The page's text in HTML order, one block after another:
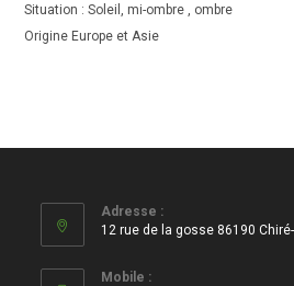
Situation : Soleil, mi-ombre , ombre
Origine Europe et Asie
Adresse :
12 rue de la gosse 86190
Mobile :